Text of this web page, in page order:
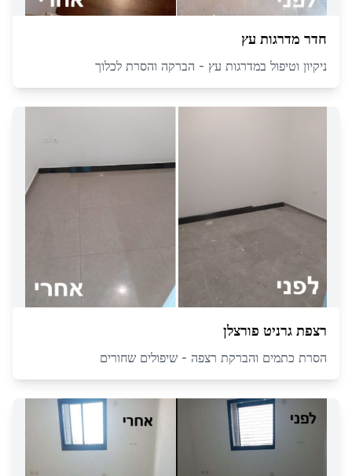
חדר מדרגות עץ
ניקיון וטיפול במדרגות עץ - הברקה והסרת לכלוך
רצפת גרניט פורצלן
הסרת כתמים והברקת רצפה - שיפולים שחורים